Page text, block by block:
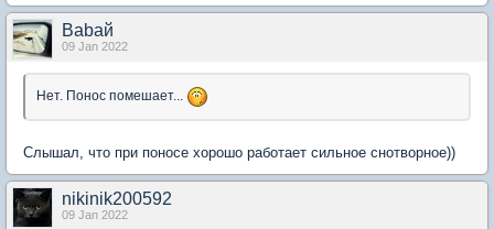
Babaй
09 Jan 2022
Нет. Понос помешает...
Слышал, что при поносе хорошо работает сильное снотворное))
nikinik200592
09 Jan 2022